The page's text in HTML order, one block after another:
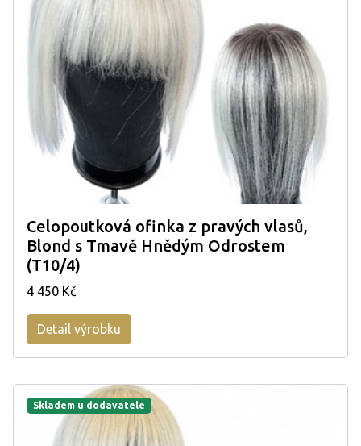
Celopoutková ofinka z pravých vlasů,
Blond s Tmavě Hnědým Odrostem
(T10/4)
4 450 Kč
Detail výrobku
Skladem u dodavatele